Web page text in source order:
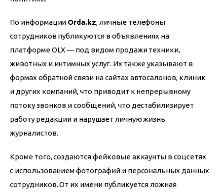
По информации Orda.kz, личные телефоны
сотрудников публикуются в объявлениях на
платформе OLX — под видом продажи техники,
животных и интимных услуг. Их также указывают в
формах обратной связи на сайтах автосалонов, клиник
и других компаний, что приводит к непрерывному
потоку звонков и сообщений, что дестабилизирует
работу редакции и нарушает личную жизнь
журналистов.
Кроме того, создаются фейковые аккаунты в соцсетях
с использованием фотографий и персональных данных
сотрудников. От их имени публикуется ложная